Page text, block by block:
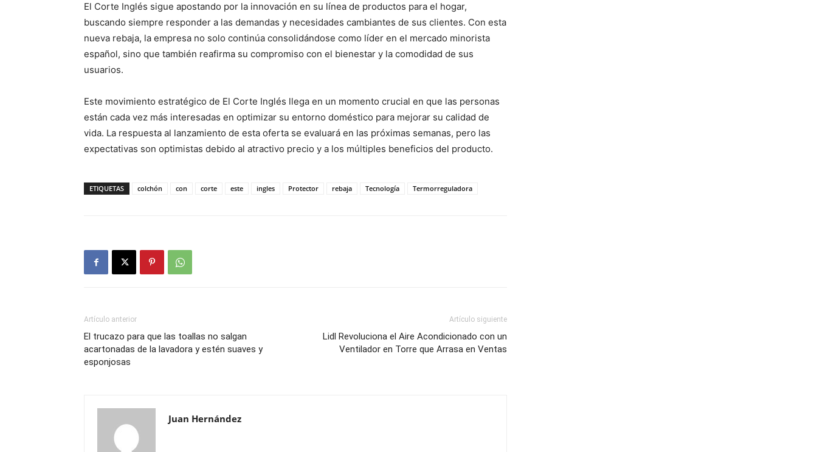
El Corte Inglés sigue apostando por la innovación en su línea de productos para el hogar,
buscando siempre responder a las demandas y necesidades cambiantes de sus clientes. Con esta
nueva rebaja, la empresa no solo continúa consolidándose como líder en el mercado minorista
español, sino que también reafirma su compromiso con el bienestar y la comodidad de sus
usuarios.
Este movimiento estratégico de El Corte Inglés llega en un momento crucial en que las personas
están cada vez más interesadas en optimizar su entorno doméstico para mejorar su calidad de
vida. La respuesta al lanzamiento de esta oferta se evaluará en las próximas semanas, pero las
expectativas son optimistas debido al atractivo precio y a los múltiples beneficios del producto.
ETIQUETAS colchón con corte este ingles Protector rebaja Tecnología Termorreguladora
Artículo anterior
El trucazo para que las toallas no salgan
acartonadas de la lavadora y estén suaves y
esponjosas
Artículo siguiente
Lidl Revoluciona el Aire Acondicionado con un
Ventilador en Torre que Arrasa en Ventas
Juan Hernández